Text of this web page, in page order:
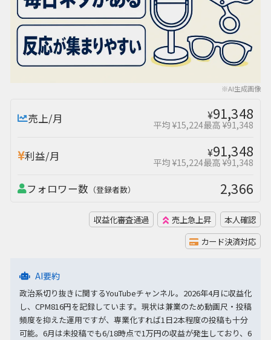
※AI生成画像
売上/月 ¥91,348
平均 ¥15,224最高 ¥91,348
利益/月 ¥91,348
平均 ¥15,224最高 ¥91,348
フォロワー数 （登録者数） 2,366
収益化審査通過 売上急上昇
本人確認
カード決済対応
AI要約
政治系切り抜きに関するYouTubeチャンネル。2026年4月に収益化
し、CPM816円を記録しています。現状は兼業のため動画尺・投稿
頻度を抑えた運用ですが、専業化すれば1日2本程度の投稿も十分
可能。6月は未投稿でも6/18時点で1万円の収益が発生しており、6